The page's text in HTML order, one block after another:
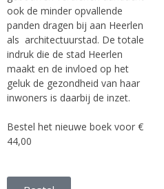
ook de minder opvallende
panden dragen bij aan Heerlen
als architectuurstad. De totale
indruk die de stad Heerlen
maakt en de invloed op het
geluk de gezondheid van haar
inwoners is daarbij de inzet.
Bestel het nieuwe boek voor €
44,00